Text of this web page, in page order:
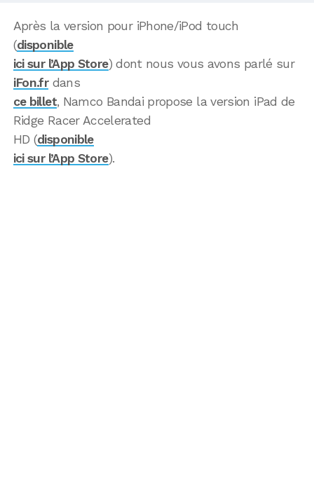
Après la version pour iPhone/iPod touch
(disponible
ici sur l’App Store) dont nous vous avons parlé sur
iFon.frdans
ce billet, Namco Bandai propose la version iPad de
Ridge Racer Accelerated
HD (disponible
ici sur l’App Store).